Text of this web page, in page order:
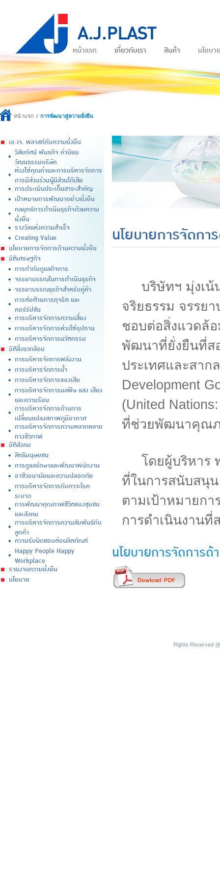
หน้าแรก เกี่ยวกับเรา สินค้า นโยบา
หน้าแรก การพัฒนาสู่ความยั่งยืน
เอ.เจ. พลาสท์กับความยั่งยืน
วิสัยทัศน์ พันธกิจ ค่านิยม
วัฒนธรรมบริษัท
ห่วงโซ่คุณค่าและการบริหารจัดการ
การมีส่วนร่วมผู้มีส่วนได้เสีย
การประเมินประเด็นสาระสำคัญ
เป้าหมายการพัฒนาอย่างยั่งยืน
กลยุทธ์การดำเนินธุรกิจด้วยความ
ยั่งยืน
รางวัลแห่งความสำเร็จ
Creating Value
นโยบายการจัดการด้านความยั่งยืน
มิติเศรษฐกิจ
การกำกับดูแลกิจการ
จรรยาบรรณในการดำเนินธุรกิจ
จรรยาบรรณธุรกิจสำหรับคู่ค้า
การต่อต้านการทุจริต และ
คอร์รัปชัน
การบริหารจัดการความเสี่ยง
การบริหารจัดการห่วงโซ่อุปทาน
การบริหารจัดการนวัตกรรม
มิติสิ่งแวดล้อม
การบริหารจัดการพลังงาน
การบริหารจัดการน้ำ
การบริหารจัดการของเสีย
การบริหารจัดการมลพิษ แสง เสียง
และความร้อน
การบริหารจัดการด้านการ
เปลี่ยนแปลงสภาพภูมิอากาศ
การบริหารจัดการความหลากหลาย
ทางชีวภาพ
มิติสังคม
สิทธิมนุษยชน
การดูแลรักษาและพัฒนาพนักงาน
อาชีวอนามัยและความปลอดภัย
การบริหารจัดการกับภาวะโรค
ระบาด
การพัฒนาคุณภาพชีวิตของชุมชน
และสังคม
การบริหารจัดการความสัมพันธ์กับ
ลูกค้า
ความรับผิดชอบต่อผลิตภัณฑ์
Happy People Happy
Workplace
รายงานความยั่งยืน
นโยบาย
นโยบายการจัดกา
บริษัทฯ มุ่งเน้น
จริยธรรม จรรย
ชอบต่อสิ่งแวดล้อ
พัฒนาที่ยั่งยืนที่ส
ประเทศและสาก
Development
(United
ที่ช่วยพัฒนาคุณภ
โดยผู้บริหาร
ที่ในการสนับสนุ
ตามเป้าหมายก
การดำเนินงานที่
นโยบายการจัดการด้
Rights Reserved